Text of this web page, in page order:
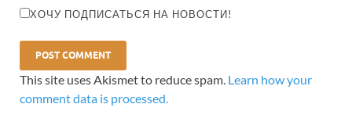
ХОЧУ ПОДПИСАТЬСЯ НА НОВОСТИ!
This site uses Akismet to reduce spam. Learn how your
comment data is processed.